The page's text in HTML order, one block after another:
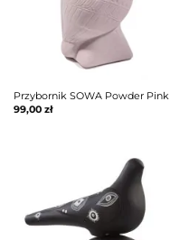
Przybornik SOWA Powder Pink
99,00 zł